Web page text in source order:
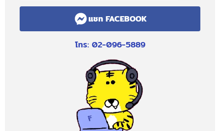
แชท FACEBOOK
โทร: 02-096-5889